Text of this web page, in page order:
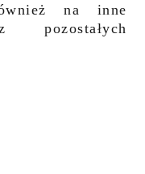
na inne